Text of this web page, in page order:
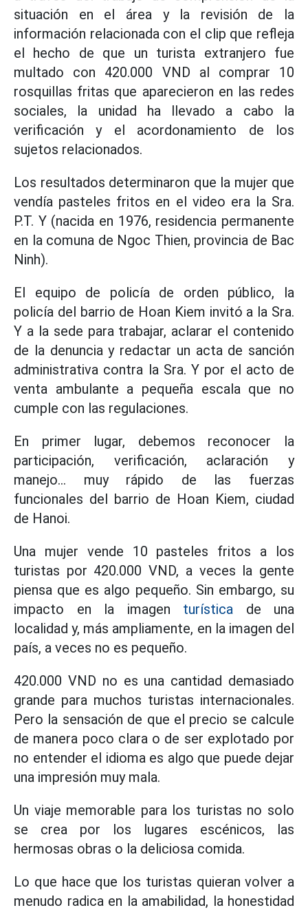
situación en el área y la revisión de la
información relacionada con el clip que refleja
el hecho de que un turista extranjero fue
multado con 420.000 VND al comprar 10
rosquillas fritas que aparecieron en las redes
sociales, la unidad ha llevado a cabo la
verificación y el acordonamiento de los
sujetos relacionados.
Los resultados determinaron que la mujer que
vendía pasteles fritos en el video era la Sra.
P.T. Y (nacida en 1976, residencia permanente
en la comuna de Ngoc Thien, provincia de Bac
Ninh).
El equipo de policía de orden público, la
policía del barrio de Hoan Kiem invitó a la Sra.
Y a la sede para trabajar, aclarar el contenido
de la denuncia y redactar un acta de sanción
administrativa contra la Sra. Y por el acto de
venta ambulante a pequeña escala que no
cumple con las regulaciones.
En primer lugar, debemos reconocer la
participación, verificación, aclaración y
manejo... muy rápido de las fuerzas
funcionales del barrio de Hoan Kiem, ciudad
de Hanoi.
Una mujer vende 10 pasteles fritos a los
turistas por 420.000 VND, a veces la gente
piensa que es algo pequeño. Sin embargo, su
impacto en la imagen turística de una
localidad y, más ampliamente, en la imagen del
país, a veces no es pequeño.
420.000 VND no es una cantidad demasiado
grande para muchos turistas internacionales.
Pero la sensación de que el precio se calcule
de manera poco clara o de ser explotado por
no entender el idioma es algo que puede dejar
una impresión muy mala.
Un viaje memorable para los turistas no solo
se crea por los lugares escénicos, las
hermosas obras o la deliciosa comida.
Lo que hace que los turistas quieran volver a
menudo radica en la amabilidad, la honestidad